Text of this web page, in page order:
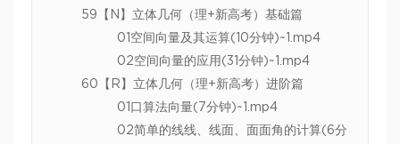
59【N】立体几何（理+新高考）基础篇
01空间向量及其运算(10分钟)~1.mp4
02空间向量的应用(31分钟)~1.mp4
60【R】立体几何（理+新高考）进阶篇
01口算法向量(7分钟)~1.mp4
02简单的线线、线面、面面角的计算(6分